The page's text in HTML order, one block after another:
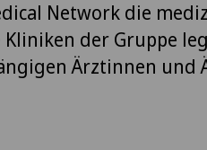
Network die
Kliniken der Gruppe
Ärztinnen und